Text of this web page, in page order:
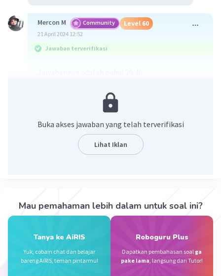
Mercon M Community Level 60
21 April 2024 12:52
Jawaban terverifikasi
= 6 jam 29 menit
Pukul 03.15 - 389 menit
Atau jam 8 malam lewat 46 menit.
Khansaa H Level 30
19 April 2024 11:34
Buka akses jawaban yang telah terverifikasi
Lihat Iklan
Mau pemahaman lebih dalam untuk soal ini?
Tanya ke AiRIS
Yuk, cobain chat dan belajar
bareng AiRIS, teman pintarmu!
Roboguru Plus
Dapatkan pembahasan soal ga
pake lama, langsung dari Tutor!